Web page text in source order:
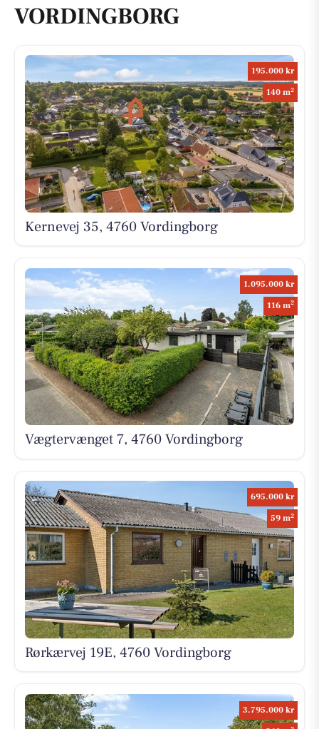
VORDINGBORG
195.000 kr
140 m2
Kernevej 35, 4760 Vordingborg
1.095.000 kr
116 m2
Vægtervænget 7, 4760 Vordingborg
695.000 kr
59 m2
Rørkærvej 19E, 4760 Vordingborg
3.795.000 kr